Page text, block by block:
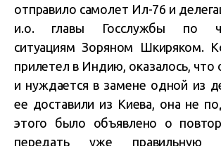
отправило самолет Ил-76 и
и.о. главы Госслужбы по
ситуациям Зоряном Шкиряком.
прилетел в Индию, оказалось, что
и нуждается в замене одной из
ее доставили из Киева, она не
этого было объявлено о
передать уже правильную